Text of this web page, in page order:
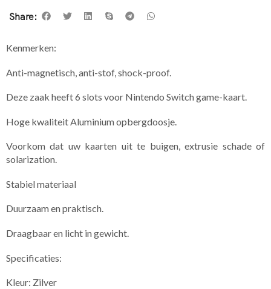
Share:
​Kenmerken:
Anti-magnetisch, anti-stof, shock-proof.
Deze zaak heeft 6 slots voor Nintendo Switch game-kaart.
Hoge kwaliteit Aluminium opbergdoosje.
Voorkom dat uw kaarten uit te buigen, extrusie schade of
solarization.
Stabiel materiaal
Duurzaam en praktisch.
Draagbaar en licht in gewicht.
Specificaties:
Kleur: Zilver